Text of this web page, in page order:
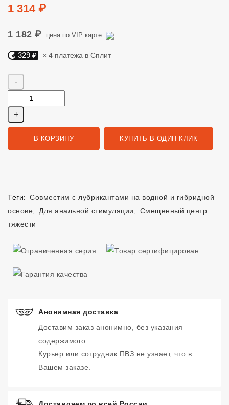
Цена
1 314 ₽
1 182 ₽ цена по VIP карте
Яндекс Сплит. 329 руб, 4 платежа в Сплит
329 ₽ × 4 платежа в Сплит
В КОРЗИНУ КУПИТЬ В ОДИН КЛИК
Теги: Совместим с лубрикантами на водной и гибридной
основе
Для анальной стимуляции
Смещенный центр
тяжести
Анонимная доставка
Доставим заказ анонимно, без указания
содержимого.
Курьер или сотрудник ПВЗ не узнает, что в
Вашем заказе.